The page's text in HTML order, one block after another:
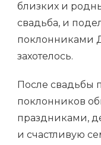
близких и
свадьба, и
поклонниками
захотелось.
После свадьбы
поклонников
праздниками,
и счастливую